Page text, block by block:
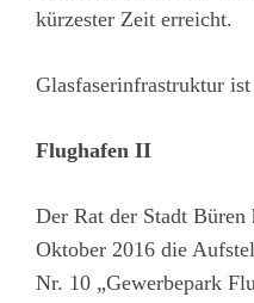
kürzester Zeit erreicht.
Glasfaserinfrastruktur
Flughafen II
Der Rat der Stadt
Oktober 2016 die
Nr. 10 „Gewerbepark